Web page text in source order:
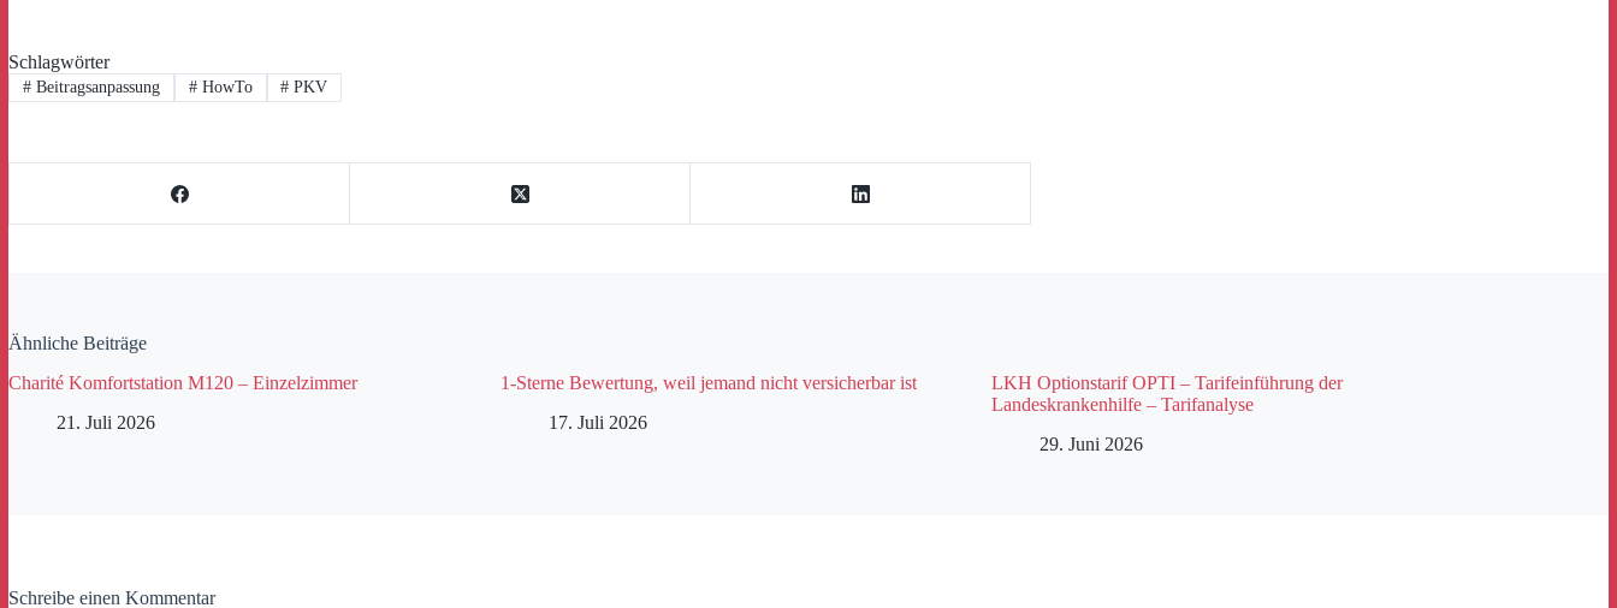
Schlagwörter
#Beitragsanpassung #HowTo # PKV
Ähnliche Beiträge
Charité Komfortstation M120 – Einzelzimmer
21. Juli 2026
1-Sterne Bewertung, weil jemand nicht versicherbar ist
17. Juli 2026
LKH Optionstarif OPTI – Tarifeinführung der
Landeskrankenhilfe – Tarifanalyse
29. Juni 2026
Schreibe einen Kommentar